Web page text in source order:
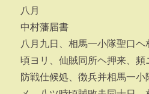
八月
中村藩届書
八月九日、相馬一小隊聖口
頃ヨリ、仙賊同所ヘ押来、
防戦仕候処、徴兵并相馬一小